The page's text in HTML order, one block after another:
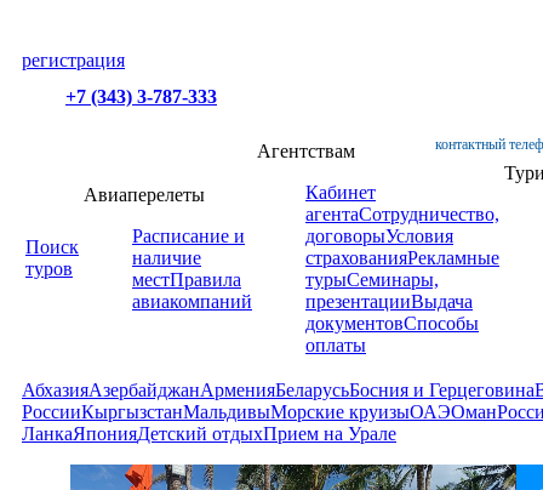
регистрация
+7 (343) 3-787-333
контактный
Поиск
туров
Авиаперелеты
Расписание и
наличие
местПравила
авиакомпаний
Агентствам
Кабинет
агентаСотрудничество,
договорыУсловия
страхованияРекламные
турыСеминары,
презентацииВыдача
документовСпособы
оплаты
АбхазияАзербайджанАрменияБеларусьБосния и Герцеговина
РоссииКыргызстанМальдивыМорские круизыОАЭОман
ЛанкаЯпонияДетский отдыхПрием на Урале